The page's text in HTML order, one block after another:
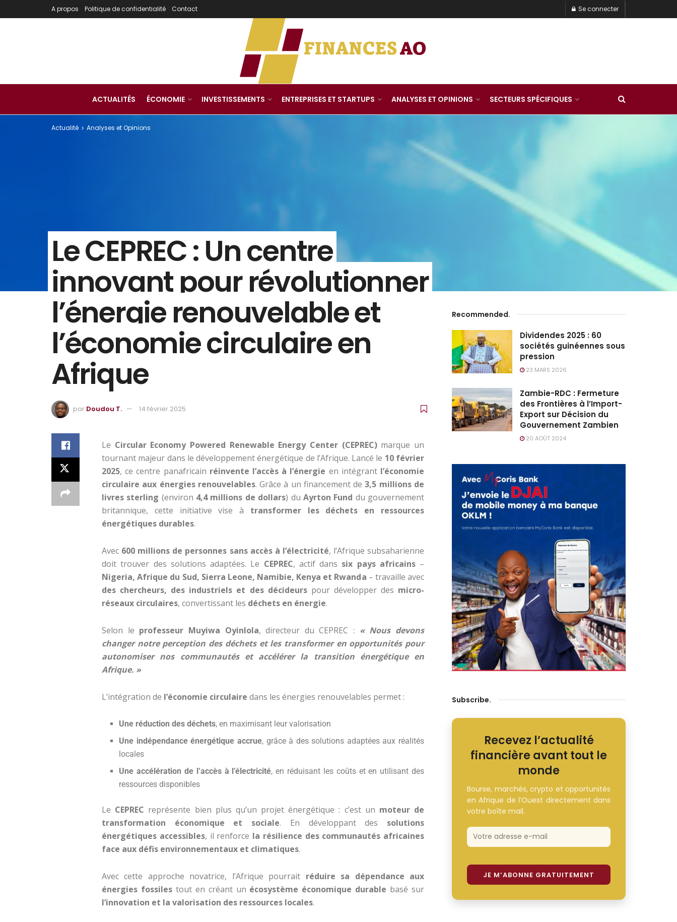
A propos Politique de confidentialité Contact Se connecter
ACTUALITÉS ÉCONOMIE INVESTISSEMENTS ENTREPRISES ET STARTUPS ANALYSES ET OPINIONS SECTEURS SPÉCIFIQUES
Actualité Analyses et Opinions
Le CEPREC : Un centre
innovant pour révolutionner
l’énergie renouvelable et
l’économie circulaire en
Afrique
par Doudou T. 14 février 2025
Le Circular Economy Powered Renewable Energy Center (CEPREC)marque un
tournant majeur dans le développement énergétique de l’Afrique. Lancé le 10 février
2025, ce centre panafricain réinvente l’accès à l’énergie en intégrant l’économie
circulaire aux énergies renouvelables. Grâce à un financement de3,5 millions de
livres sterling (environ 4,4 millions de dollars) du Ayrton Fund du gouvernement
britannique, cette initiative vise à transformer les déchets en ressources
énergétiques durables.
Avec 600 millions de personnes sans accès à l’électricité, l’Afrique subsaharienne
doit trouver des solutions adaptées. Le CEPREC, actif dans six pays africains–
Nigeria, Afrique du Sud, Sierra Leone, Namibie, Kenya et Rwanda – travaille avec
des chercheurs, des industriels et des décideurspour développer des micro-
réseaux circulaires, convertissant les déchets en énergie.
Selon le professeur Muyiwa Oyinlola, directeur du CEPREC : « Nous devons
changer notre perception des déchets et les transformer en opportunités pour
autonomiser nos communautés et accélérer la transition énergétique en
Afrique. »
L’intégration de l’économie circulaire dans les énergies renouvelables permet :
Une réduction des déchets, en maximisant leur valorisation
Une indépendance énergétique accrue, grâce à des solutions adaptées aux réalités
locales
Une accélération de l’accès à l’électricité, en réduisant les coûts et en utilisant des
ressources disponibles
Le CEPREC représente bien plus qu’un projet énergétique : c’est un moteur de
transformation économique et sociale. En développant des solutions
énergétiques accessibles, il renforce la résilience des communautés africaines
face aux défis environnementaux et climatiques.
Avec cette approche novatrice, l’Afrique pourrait réduire sa dépendance aux
énergies fossilestout en créant un écosystème économique durable basé sur
l’innovation et la valorisation des ressources locales.
Recommended.
Dividendes 2025 : 60
sociétés guinéennes sous
pression
23 MARS 2026
Zambie-RDC : Fermeture
des Frontières à l’Import-
Export sur Décision du
Gouvernement Zambien
20 AOÛT 2024
Subscribe.
Recevez l’actualité
financière avant tout le
monde
Bourse, marchés, crypto et opportunités
en Afrique de l’Ouest directement dans
votre boîte mail.